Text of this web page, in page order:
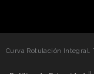
Curva Rotulación Integral.